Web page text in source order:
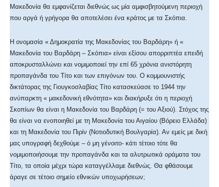
Μακεδονία θα εμφανίζεται διεθνώς ως μία αμφισβητούμενη περιοχή
που αργά ή γρήγορα θα αποτελέσει ένα κράτος με τα Σκόπια.
Η ονομασία « Δημοκρατία της Μακεδονίας του Βαρδάρη» ή «
Μακεδονία του Βαρδάρη – Σκόπια» είναι εξίσου απορριπτέα επειδή
αποκρυσταλλώνει και νομιμοποιεί την επί 65 χρόνια ανιστόρητη
προπαγάνδα του Τίτο και των επιγόνων του. Ο κομμουνιστής
δικτάτορας της Γιουγκοσλαβίας Τίτο κατασκεύασε το 1944 την
ανύπαρκτη « μακεδονική εθνότητα» και διακήρυξε ότι η περιοχή
Σκοπίων θα είναι η Μακεδονία του Βαρδάρη (= του Αξιού). Στόχος της
θα είναι να ενοποιηθεί με τη Μακεδονία του Αιγαίου (Βόρειο Ελλάδα)
και τη Μακεδονία του Πιρίν (Νοτιοδυτική Βουλγαρία). Αν εμείς με δική
μας υπογραφή δεχθούμε – ό μη γένοιτο- κάτι τέτοιο τότε θα
νομιμοποιήσουμε την προπαγάνδα και τα αλυτρωτικά οράματα του
Τίτο, τα οποία μέχρι τώρα καταγγέλλαμε διεθνώς. Θα φθάσουμε
άραγε σε τέτοιο σημείο εθνικών υποχωρήσεων;